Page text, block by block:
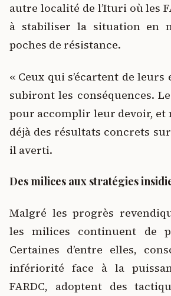
autre localité de l’Ituri où les
à stabiliser la situation en
poches de résistance.
« Ceux qui s’écartent de leurs
subiront les conséquences.
pour accomplir leur devoir, et
déjà des résultats concrets
il averti.
Des milices aux stratégies
Malgré les progrès
les milices continuent de
Certaines d’entre elles,
infériorité face à la
FARDC, adoptent des